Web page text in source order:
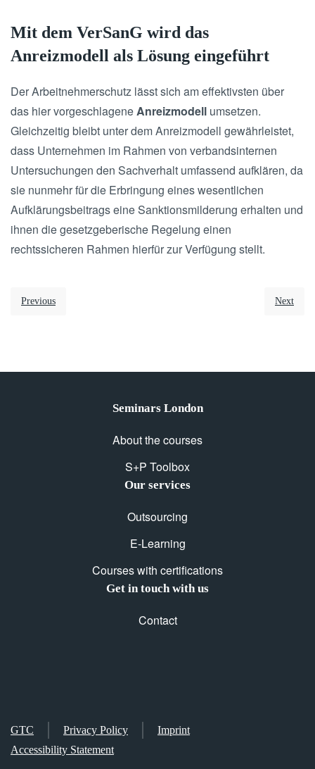
Mit dem VerSanG wird das
Anreizmodell als Lösung eingeführt
Der Arbeitnehmerschutz lässt sich am effektivsten über
das hier vorgeschlageneAnreizmodell umsetzen.
Gleichzeitig bleibt unter dem Anreizmodell gewährleistet,
dass Unternehmen im Rahmen von verbandsinternen
Untersuchungen den Sachverhalt umfassend aufklären, da
sie nunmehr für die Erbringung eines wesentlichen
Aufklärungsbeitrags eine Sanktionsmilderung erhalten und
ihnen die gesetzgeberische Regelung einen
rechtssicheren Rahmen hierfür zur Verfügung stellt.
Previous Next
Seminars London
About the courses
S+P Toolbox
Our services
Outsourcing
E-Learning
Courses with certifications
Get in touch with us
Contact
GTC Privacy Policy
Imprint
Accessibility Statement